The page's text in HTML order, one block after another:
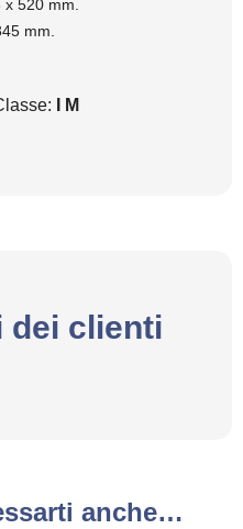
520 mm.
mm.
I M
dei clienti
anche…